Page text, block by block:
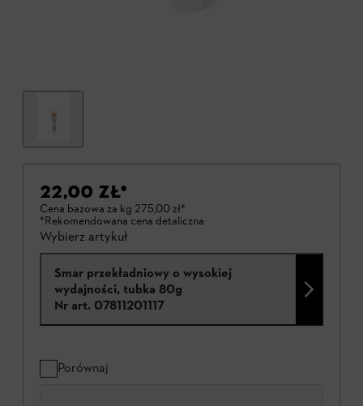
22,00 ZŁ*
Cena bazowa za kg 275,00 zł*
*Rekomendowana cena detaliczna
Wybierz artykuł
Smar przekładniowy o wysokiej
wydajności, tubka 80g
Nr art. 07811201117
Porównaj